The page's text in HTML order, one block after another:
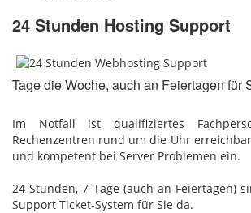
24 Stunden Hosting Support
Tage die Woche, auch an Feiertagen für
Im Notfall ist qualifiziertes
Rechenzentren rund um die Uhr
und kompetent bei Server Problemen ein.
24 Stunden, 7 Tage (auch an Feiertagen)
Support Ticket-System für Sie da.